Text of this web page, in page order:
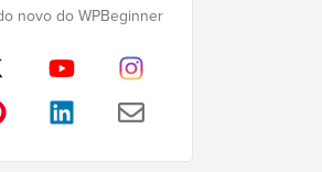
novo do WPBeginner